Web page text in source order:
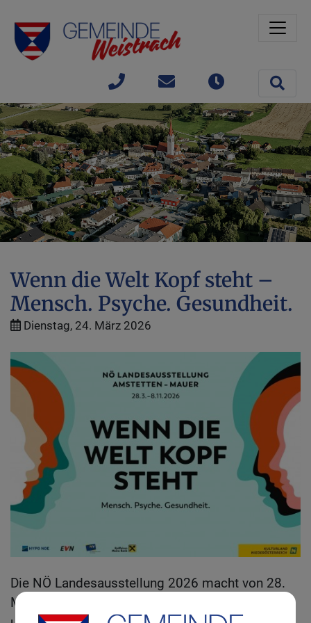
+43(0)
7477 /
42363
Wenn die Welt Kopf steht –
Mensch. Psyche. Gesundheit.
Dienstag, 24. März 2026
Die NÖ Landesausstellung 2026 macht von 28.
März bis 8. November in Amstetten-Mauer Halt